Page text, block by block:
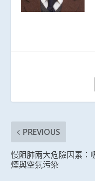
PREVIOUS
慢阻肺兩大危險因素：
煙與空氣污染